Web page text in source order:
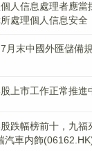
人信息處理者應當
處理個人信息安全
月末中國外匯儲備
上市工作正常推進
股跌幅榜前十，九
汽車内飾